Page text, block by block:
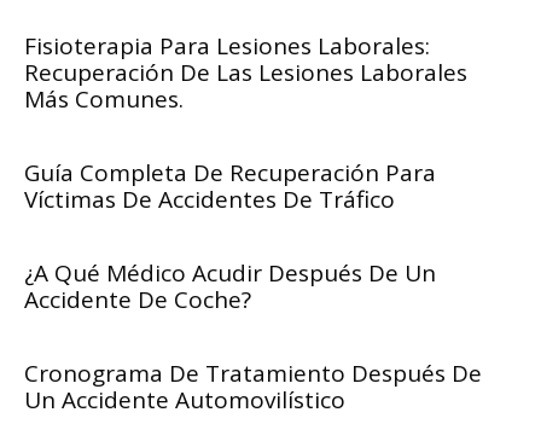
Fisioterapia Para Lesiones Laborales:
Recuperación De Las Lesiones Laborales
Más Comunes.
Guía Completa De Recuperación Para
Víctimas De Accidentes De Tráfico
¿A Qué Médico Acudir Después De Un
Accidente De Coche?
Cronograma De Tratamiento Después De
Un Accidente Automovilístico